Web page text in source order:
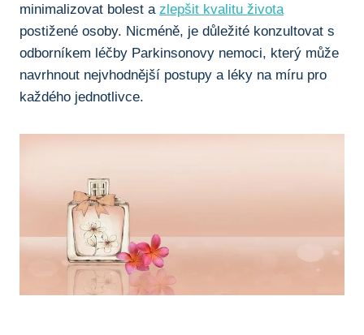
minimalizovat bolest a zlepšit kvalitu života
‌postižené osoby. Nicméně, je důležité konzultovat s
odborníkem léčby Parkinsonovy⁤ nemoci, který ​může
navrhnout nejvhodnější‍ postupy a‌ léky ⁤na míru pro
každého jednotlivce.